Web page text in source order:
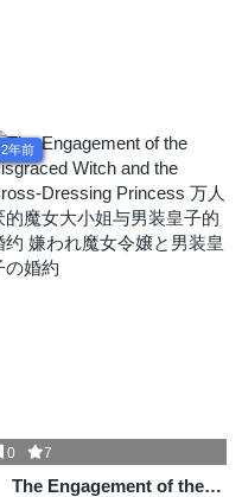
2年前
0 7
The Engagement of the